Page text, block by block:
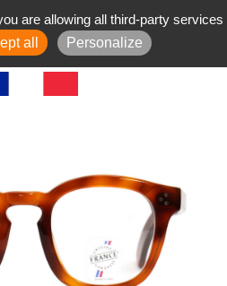
are allowing all third-party services
all
Personalize